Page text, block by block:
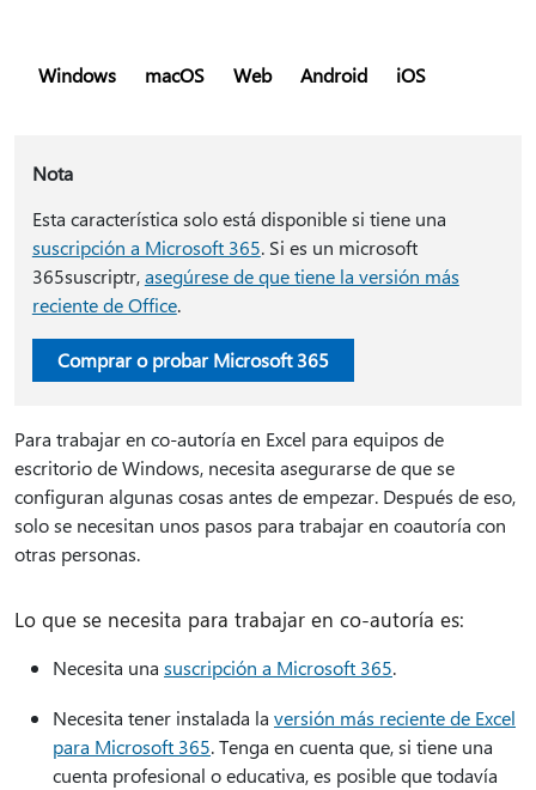
Windows macOS Web Android iOS
Nota
Esta característica solo está disponible si tiene una
suscripción a Microsoft 365. Si es un microsoft
365suscriptr,asegúrese de que tiene la versión más
reciente de Office.
Comprar o probar Microsoft 365
Para trabajar en co-autoría en Excel para equipos de
escritorio de Windows, necesita asegurarse de que se
configuran algunas cosas antes de empezar. Después de eso,
solo se necesitan unos pasos para trabajar en coautoría con
otras personas.
Lo que se necesita para trabajar en co-autoría es:
Necesita una suscripción a Microsoft 365.
Necesita tener instalada la versión más reciente de Excel
para Microsoft 365. Tenga en cuenta que, si tiene una
cuenta profesional o educativa, es posible que todavía